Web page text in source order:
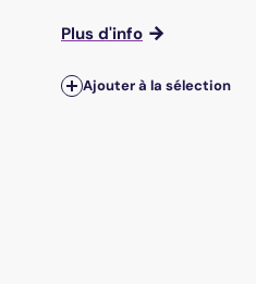
Plus d'info
Ajouter à la sélection